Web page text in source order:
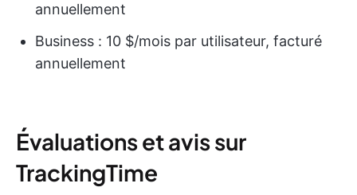
annuellement
Business : 10 $/mois par utilisateur, facturé
annuellement
Évaluations et avis sur
TrackingTime